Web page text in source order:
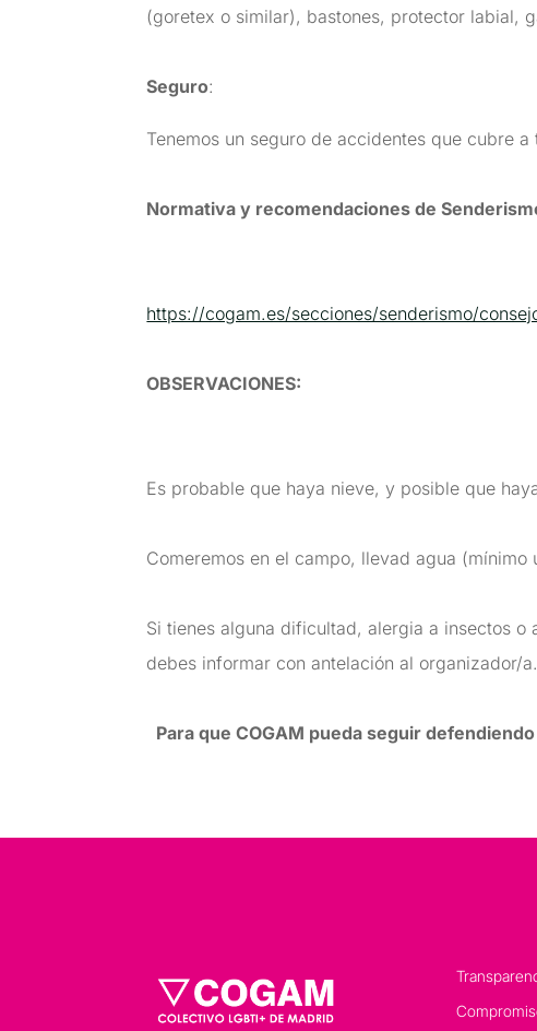
(goretex o similar), bastones, protector labial,
Seguro:
Tenemos un seguro de accidentes que cubre
Normativa y recomendaciones de
https://cogam.es/secciones/senderismo/
OBSERVACIONES:
Es probable que haya nieve, y posible que
Comeremos en el campo, llevad agua
Si tienes alguna dificultad, alergia a insectos
debes informar con antelación al organizador/a.
Para que COGAM pueda seguir